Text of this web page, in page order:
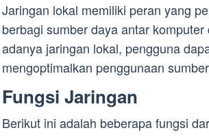
Jaringan lokal memiliki peran yang
berbagi sumber daya antar
adanya jaringan lokal, pengguna
mengoptimalkan penggunaan
Fungsi Jaringan
Berikut ini adalah beberapa fungsi